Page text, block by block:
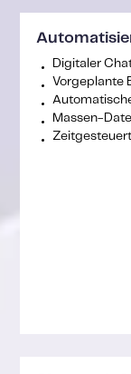
Digitaler
Vorgeplante
Massen-